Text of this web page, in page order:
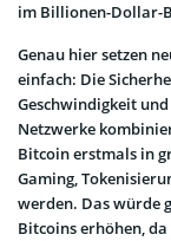
im Billionen-Dollar-
Genau hier setzen
einfach: Die
Geschwindigkeit
Netzwerke
Bitcoin erstmals in
Gaming,
werden. Das würde
Bitcoins erhöhen,